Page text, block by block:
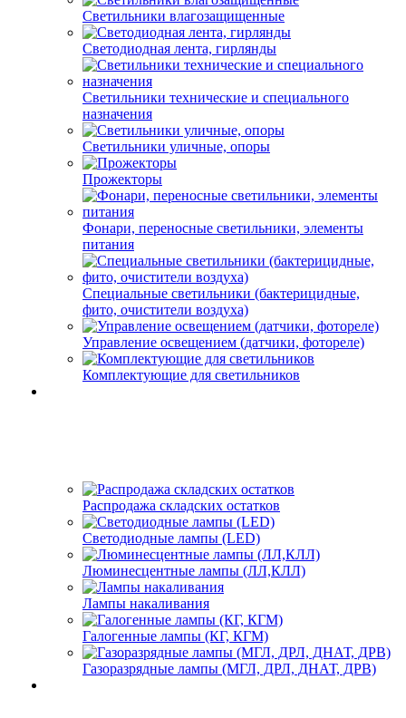
Светильники влагозащищенные
Светодиодная лента, гирлянды
Светильники технические и специального
назначения
Светильники уличные, опоры
Прожекторы
Фонари, переносные светильники, элементы
питания
Специальные светильники (бактерицидные,
фито, очистители воздуха)
Управление освещением (датчики, фотореле)
Комплектующие для светильников
Распродажа складских остатков
Светодиодные лампы (LED)
Люминесцентные лампы (ЛЛ,КЛЛ)
Лампы накаливания
Галогенные лампы (КГ, КГМ)
Газоразрядные лампы (МГЛ, ДРЛ, ДНАТ, ДРВ)